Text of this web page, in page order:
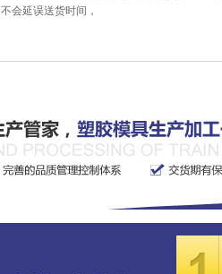
不会延误送货时间，